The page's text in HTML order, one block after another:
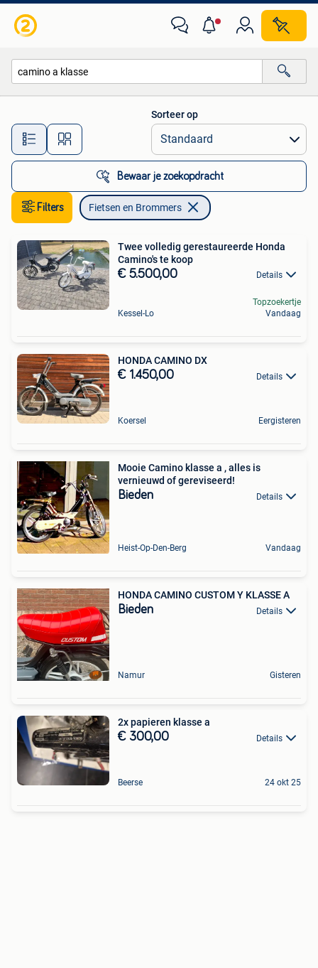
Alle afstanden…
Sorteer op
Bewaar je zoekopdracht
Filters Fietsen en Brommers
Twee volledig gerestaureerde Honda
Camino's te koop
€ 5.500,00 Details
Kessel-Lo
Topzoekertje
Vandaag
HONDA CAMINO DX
€ 1.450,00 Details
Koersel Eergisteren
Mooie Camino klasse a , alles is
vernieuwd of gereviseerd!
Bieden Details
Heist-Op-Den-Berg Vandaag
HONDA CAMINO CUSTOM Y KLASSE A
Bieden Details
Namur Gisteren
2x papieren klasse a
€ 300,00 Details
Beerse 24 okt 25